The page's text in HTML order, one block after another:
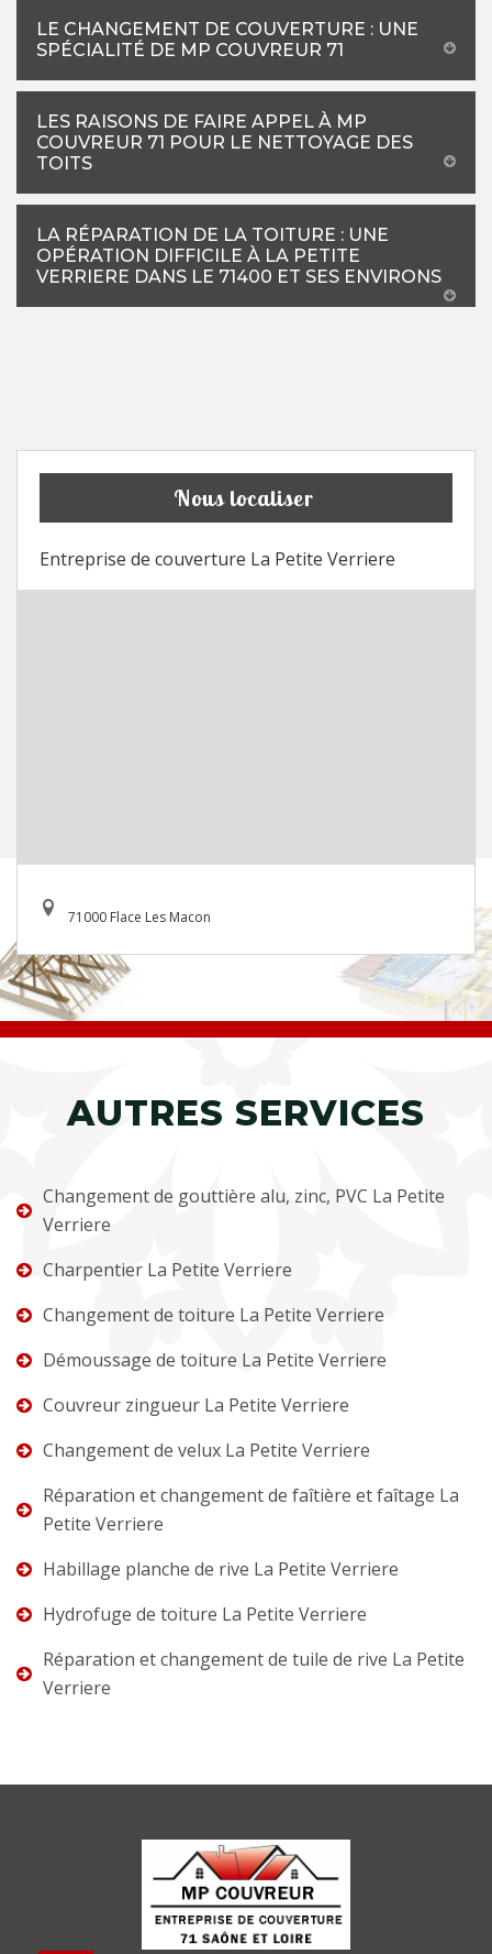
LE CHANGEMENT DE COUVERTURE : UNE
SPÉCIALITÉ DE MP COUVREUR 71
LES RAISONS DE FAIRE APPEL À MP
COUVREUR 71 POUR LE NETTOYAGE DES
TOITS
LA RÉPARATION DE LA TOITURE : UNE
OPÉRATION DIFFICILE À LA PETITE
VERRIERE DANS LE 71400 ET SES ENVIRONS
Nous localiser
Entreprise de couverture La Petite Verriere
71000 Flace Les Macon
AUTRES SERVICES
Changement de gouttière alu, zinc, PVC La Petite
Verriere
Charpentier La Petite Verriere
Changement de toiture La Petite Verriere
Démoussage de toiture La Petite Verriere
Couvreur zingueur La Petite Verriere
Changement de velux La Petite Verriere
Réparation et changement de faîtière et faîtage La
Petite Verriere
Habillage planche de rive La Petite Verriere
Hydrofuge de toiture La Petite Verriere
Réparation et changement de tuile de rive La Petite
Verriere